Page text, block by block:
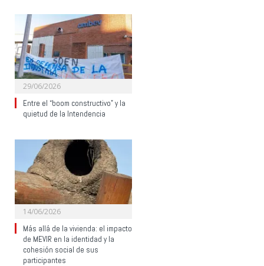
29/06/2026
Entre el “boom constructivo” y la
quietud de la Intendencia
14/06/2026
Más allá de la vivienda: el impacto
de MEVIR en la identidad y la
cohesión social de sus
participantes